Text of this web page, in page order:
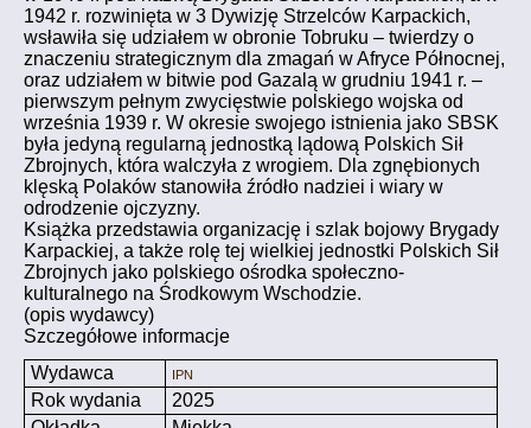
1942 r. rozwinięta w 3 Dywizję Strzelców Karpackich,
wsławiła się udziałem w obronie Tobruku – twierdzy o
znaczeniu strategicznym dla zmagań w Afryce Północnej,
oraz udziałem w bitwie pod Gazalą w grudniu 1941 r. –
pierwszym pełnym zwycięstwie polskiego wojska od
września 1939 r. W okresie swojego istnienia jako SBSK
była jedyną regularną jednostką lądową Polskich Sił
Zbrojnych, która walczyła z wrogiem. Dla zgnębionych
klęską Polaków stanowiła źródło nadziei i wiary w
odrodzenie ojczyzny.
Książka przedstawia organizację i szlak bojowy Brygady
Karpackiej, a także rolę tej wielkiej jednostki Polskich Sił
Zbrojnych jako polskiego ośrodka społeczno-
kulturalnego na Środkowym Wschodzie.
(opis wydawcy)
Szczegółowe informacje
Wydawca
IPN
Rok wydania
2025